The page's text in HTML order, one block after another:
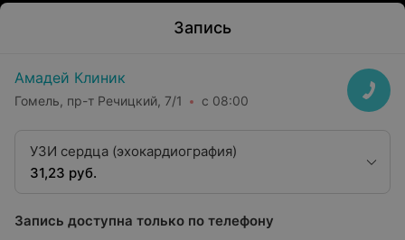
Запись
Амадей Клиник
Гомель, пр-т Речицкий, 7/1 с 08:00
УЗИ сердца (эхокардиография)
31,23 руб.
Запись доступна только по телефону